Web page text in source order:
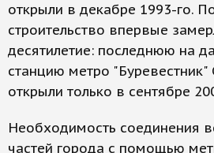
открыли в декабре 1993-го.
строительство впервые
десятилетие: последнюю на
станцию метро
открыли только в сентябре
Необходимость соединения
частей города с помощью